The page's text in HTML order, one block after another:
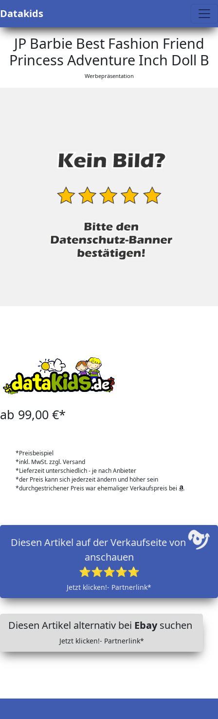
Datakids
JP Barbie Best Fashion Friend
Princess Adventure Inch Doll B
Werbepräsentation
ab 99,00 €*
*Preisbeispiel
*inkl. MwSt. zzgl. Versand
*Lieferzeit unterschiedlich - je nach Anbieter
*der Preis kann sich jederzeit ändern und höher sein
*durchgestrichener Preis war ehemaliger Verkaufspreis bei
Diesen Artikel auf der Verkaufseite von
anschauen
⭐⭐⭐⭐⭐
Jetzt klicken!- Partnerlink*
Diesen Artikel alternativ bei Ebaysuchen
Jetzt klicken!- Partnerlink*